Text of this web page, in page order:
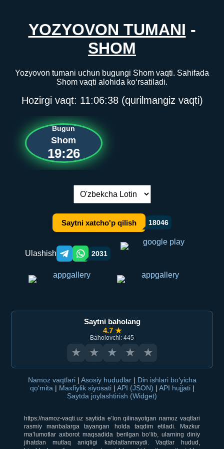
YOZYOVON TUMANI -
SHOM
Yozyovon tumani uchun bugungi Shom vaqti. Sahifada
Shom vaqti alohida ko‘rsatiladi.
Hozirgi vaqt: 11:06:38(qurilmangiz vaqti)
Bugun
Shom
19:26
Tilni almashtirish:
Saytni xatcho'p qilish 18046
Ulashish Telegram orqali ulashish
WhatsApp orqali ulashish
2031
Saytni baholang
4.7 ★
Baholovchi: 445
★ ★ ★ ★ ★
Namoz vaqtlari | Asosiy hududlar | Din ishlari bo‘yicha
qo‘mita | Maxfiylik siyosati | API (JSON) | API hujjati |
Saytda joylashtirish (Widget)
https://namoz-vaqti.uz saytida e’lon qilinayotgan namoz vaqtlari
rasmiy manbalarga tayangan holda taqdim etiladi. Mazkur
ma’lumotlar axborot maqsadida berilgan bo‘lib, ularning diniy
jihatdan mutlaq aniqligi kafolatlanmaydi. Vaqtlar hudud,